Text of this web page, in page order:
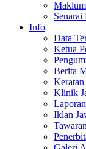
Info
Data
Ketua
Berita
Klinik
Iklan